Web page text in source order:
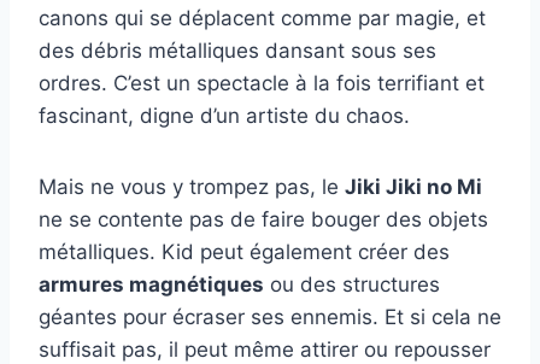
canons qui se déplacent comme par magie, et
des débris métalliques dansant sous ses
ordres. C’est un spectacle à la fois terrifiant et
fascinant, digne d’un artiste du chaos.
Mais ne vous y trompez pas, le Jiki Jiki no Mi
ne se contente pas de faire bouger des objets
métalliques. Kid peut également créer des
armures magnétiques ou des structures
géantes pour écraser ses ennemis. Et si cela ne
suffisait pas, il peut même attirer ou repousser